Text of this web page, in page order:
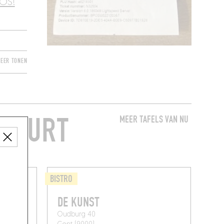
TONEN
MEER TAFELS VAN NU
BISTRO
DE KUNST
Oudburg 40